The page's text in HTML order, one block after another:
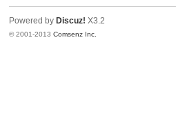
Powered by Discuz! X3.2
© 2001-2013Comsenz Inc.